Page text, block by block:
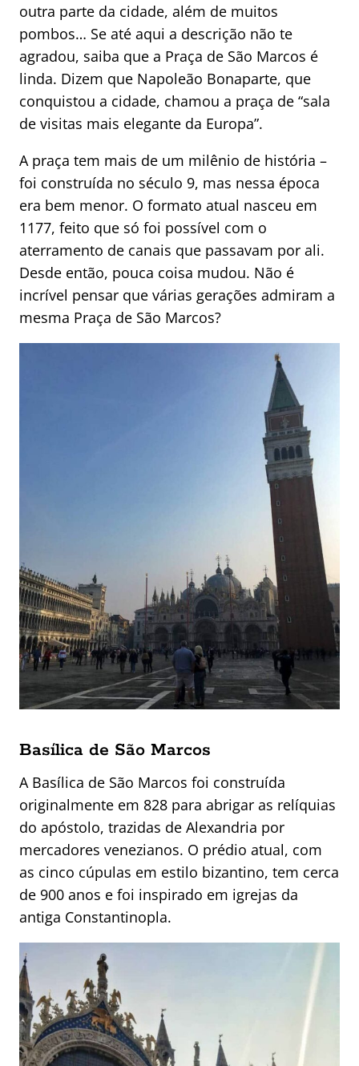
outra parte da cidade, além de muitos
pombos… Se até aqui a descrição não te
agradou, saiba que a Praça de São Marcos é
linda. Dizem que Napoleão Bonaparte, que
conquistou a cidade, chamou a praça de “sala
de visitas mais elegante da Europa”.
A praça tem mais de um milênio de história –
foi construída no século 9, mas nessa época
era bem menor. O formato atual nasceu em
1177, feito que só foi possível com o
aterramento de canais que passavam por ali.
Desde então, pouca coisa mudou. Não é
incrível pensar que várias gerações admiram a
mesma Praça de São Marcos?
Basílica de São Marcos
A Basílica de São Marcos foi construída
originalmente em 828 para abrigar as relíquias
do apóstolo, trazidas de Alexandria por
mercadores venezianos. O prédio atual, com
as cinco cúpulas em estilo bizantino, tem cerca
de 900 anos e foi inspirado em igrejas da
antiga Constantinopla.